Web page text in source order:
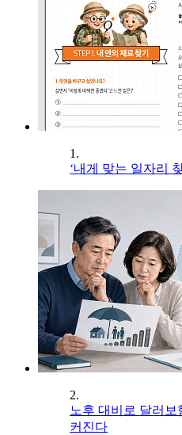
1.
‘내게 맞는 일자리
2.
노후 대비로 달러보
커진다